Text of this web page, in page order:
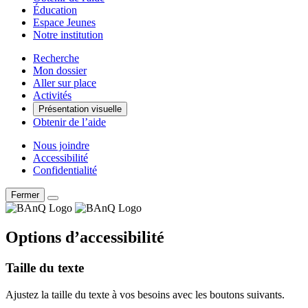
Éducation
Espace Jeunes
Notre institution
Recherche
Mon dossier
Aller sur place
Activités
Présentation visuelle
Obtenir de l’aide
Nous joindre
Accessibilité
Confidentialité
Fermer
Options d’accessibilité
Taille du texte
Ajustez la taille du texte à vos besoins avec les boutons suivants.